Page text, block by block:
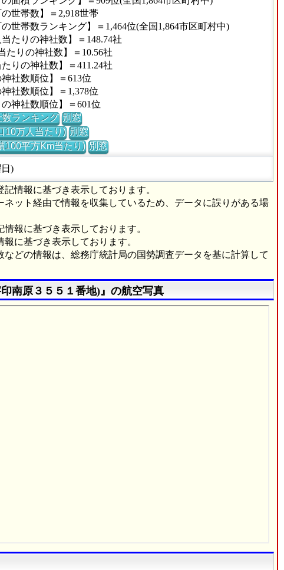
の世帯数】＝2,918世帯
の世帯数ランキング】＝1,464位(全国1,864市区町村中)
当たりの神社数】＝148.74社
たりの神社数】＝10.56社
たりの神社数】＝411.24社
神社数順位】＝613位
神社数順位】＝1,378位
の神社数順位】＝601位
ランキング 別窓
10万人当たり) 別窓
100平方Km当たり) 別窓
日)
情報に基づき表示しております。
ネット経由で情報を収集しているため、データに誤りがある場
報に基づき表示しております。
に基づき表示しております。
などの情報は、総務庁統計局の国勢調査データを基に計算して
南原３５５１番地)』の航空写真